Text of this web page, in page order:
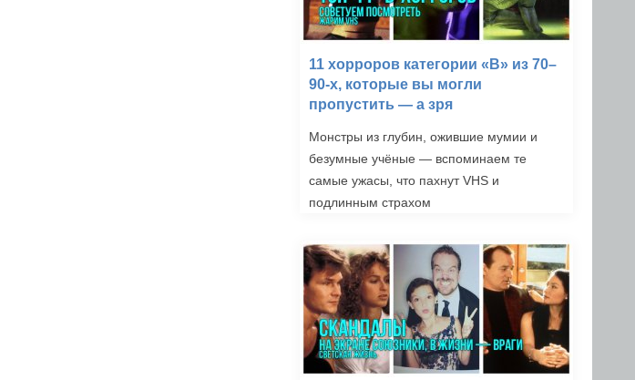
11 хорроров категории «B» из 70–
90-х, которые вы могли
пропустить — а зря
Монстры из глубин, ожившие мумии и
безумные учёные — вспоминаем те
самые ужасы, что пахнут VHS и
подлинным страхом